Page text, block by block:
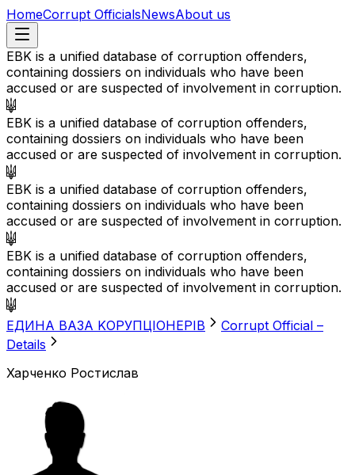
HomeCorrupt OfficialsNewsAbout us
EBK is a unified database of corruption offenders,
containing dossiers on individuals who have been
accused or are suspected of involvement in corruption.
EBK is a unified database of corruption offenders,
containing dossiers on individuals who have been
accused or are suspected of involvement in corruption.
EBK is a unified database of corruption offenders,
containing dossiers on individuals who have been
accused or are suspected of involvement in corruption.
EBK is a unified database of corruption offenders,
containing dossiers on individuals who have been
accused or are suspected of involvement in corruption.
EДИНА BАЗА KОРУПЦІОНЕРІВ
Corrupt Official –
Details
Харченко Ростислав